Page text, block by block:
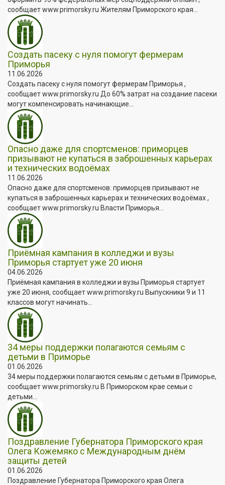
сообщает www.primorsky.ru Жителям Приморского края...
Создать пасеку с нуля помогут фермерам
Приморья
11.06.2026
Создать пасеку с нуля помогут фермерам Приморья ,
сообщает www.primorsky.ru До 60% затрат на создание пасеки
могут компенсировать начинающие...
Опасно даже для спортсменов: приморцев
призывают не купаться в заброшенных карьерах
и технических водоёмах
11.06.2026
Опасно даже для спортсменов: приморцев призывают не
купаться в заброшенных карьерах и технических водоёмах ,
сообщает www.primorsky.ru Власти Приморья...
Приёмная кампания в колледжи и вузы
Приморья стартует уже 20 июня
04.06.2026
Приёмная кампания в колледжи и вузы Приморья стартует
уже 20 июня, сообщает www.primorsky.ru Выпускники 9 и 11
классов могут начинать...
34 меры поддержки полагаются семьям с
детьми в Приморье
01.06.2026
34 меры поддержки полагаются семьям с детьми в Приморье,
сообщает www.primorsky.ru В Приморском крае семьи с
детьми...
Поздравление Губернатора Приморского края
Олега Кожемяко с Международным днём
защиты детей
01.06.2026
Поздравление Губернатора Приморского края Олега